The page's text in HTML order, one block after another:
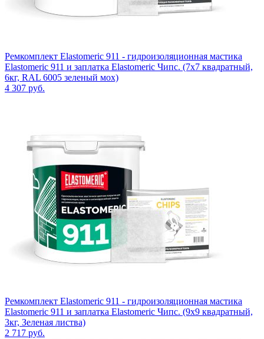
Ремкомплект Elastomeric 911 - гидроизоляционная мастика
Elastomeric 911 и заплатка Elastomeric Чипс. (7х7 квадратный,
6кг, RAL 6005 зеленый мох)
4 307 руб.
Ремкомплект Elastomeric 911 - гидроизоляционная мастика
Elastomeric 911 и заплатка Elastomeric Чипс. (9х9 квадратный,
3кг, Зеленая листва)
2 717 руб.